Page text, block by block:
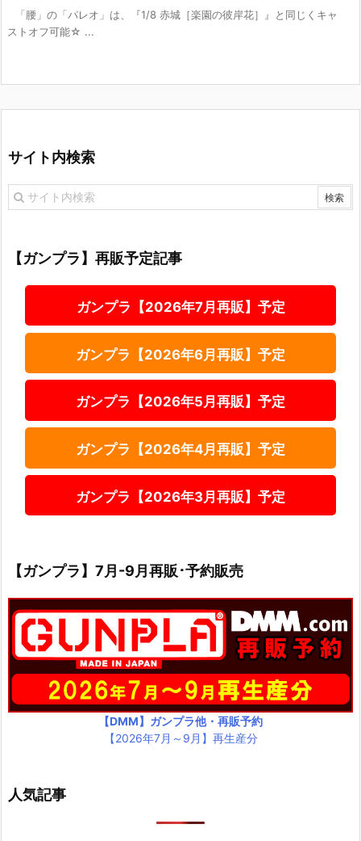
「腰」の「パレオ」は、『1/8 赤城［楽園の彼岸花］』と同じくキャ
ストオフ可能☆ ...
サイト内検索
【ガンプラ】再販予定記事
ガンプラ【2026年7月再販】予定
ガンプラ【2026年6月再販】予定
ガンプラ【2026年5月再販】予定
ガンプラ【2026年4月再販】予定
ガンプラ【2026年3月再販】予定
【ガンプラ】7月-9月再販･予約販売
【DMM】ガンプラ他・再販予約
【2026年7月～9月】再生産分
人気記事